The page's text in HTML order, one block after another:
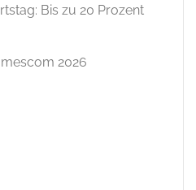
Bis zu 20 Prozent
2026